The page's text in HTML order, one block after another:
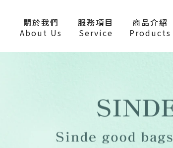
關於我們
About Us
服務項目
Service
商品介紹
Products